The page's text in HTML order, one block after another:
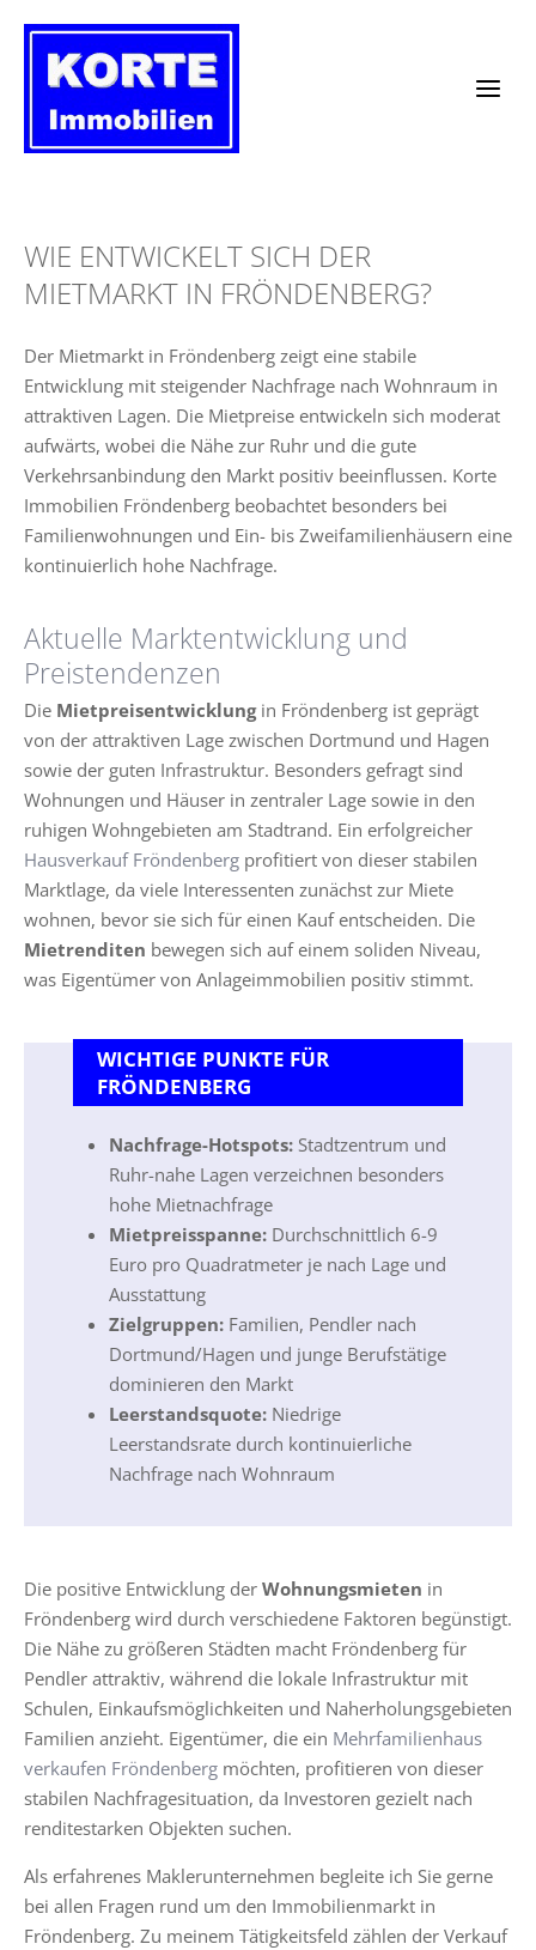
Inhalt
springen
WIE ENTWICKELT SICH DER
MIETMARKT IN FRÖNDENBERG?
Der Mietmarkt in Fröndenberg zeigt eine stabile
Entwicklung mit steigender Nachfrage nach Wohnraum in
attraktiven Lagen. Die Mietpreise entwickeln sich moderat
aufwärts, wobei die Nähe zur Ruhr und die gute
Verkehrsanbindung den Markt positiv beeinflussen. Korte
Immobilien Fröndenberg beobachtet besonders bei
Familienwohnungen und Ein- bis Zweifamilienhäusern eine
kontinuierlich hohe Nachfrage.
Aktuelle Marktentwicklung und
Preistendenzen
Die Mietpreisentwicklungin Fröndenberg ist geprägt
von der attraktiven Lage zwischen Dortmund und Hagen
sowie der guten Infrastruktur. Besonders gefragt sind
Wohnungen und Häuser in zentraler Lage sowie in den
ruhigen Wohngebieten am Stadtrand. Ein erfolgreicher
Hausverkauf Fröndenberg profitiert von dieser stabilen
Marktlage, da viele Interessenten zunächst zur Miete
wohnen, bevor sie sich für einen Kauf entscheiden. Die
Mietrenditen bewegen sich auf einem soliden Niveau,
was Eigentümer von Anlageimmobilien positiv stimmt.
WICHTIGE PUNKTE FÜR
FRÖNDENBERG
Nachfrage-Hotspots: Stadtzentrum und
Ruhr-nahe Lagen verzeichnen besonders
hohe Mietnachfrage
Mietpreisspanne: Durchschnittlich 6-9
Euro pro Quadratmeter je nach Lage und
Ausstattung
Zielgruppen: Familien, Pendler nach
Dortmund/Hagen und junge Berufstätige
dominieren den Markt
Leerstandsquote: Niedrige
Leerstandsrate durch kontinuierliche
Nachfrage nach Wohnraum
Die positive Entwicklung der Wohnungsmieten in
Fröndenberg wird durch verschiedene Faktoren begünstigt.
Die Nähe zu größeren Städten macht Fröndenberg für
Pendler attraktiv, während die lokale Infrastruktur mit
Schulen, Einkaufsmöglichkeiten und Naherholungsgebieten
Familien anzieht. Eigentümer, die ein Mehrfamilienhaus
verkaufen Fröndenberg möchten, profitieren von dieser
stabilen Nachfragesituation, da Investoren gezielt nach
renditestarken Objekten suchen.
Als erfahrenes Maklerunternehmen begleite ich Sie gerne
bei allen Fragen rund um den Immobilienmarkt in
Fröndenberg. Zu meinem Tätigkeitsfeld zählen der Verkauf